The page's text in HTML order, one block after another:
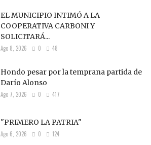
EL MUNICIPIO INTIMÓ A LA
COOPERATIVA CARBONI Y
SOLICITARÁ...
Ago 8, 2026 0 48
Hondo pesar por la temprana partida de
Darío Alonso
Ago 7, 2026 0 417
"PRIMERO LA PATRIA"
Ago 6, 2026 0 124